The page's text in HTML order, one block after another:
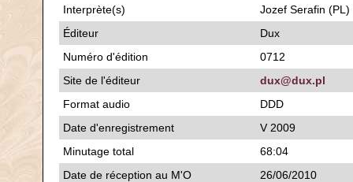
Interprète(s)
Jozef Serafin (PL)
Éditeur
Dux
Numéro d'édition
0712
Site de l'éditeur
dux@dux.pl
Format audio
DDD
Date d'enregistrement
V 2009
Minutage total
68:04
Date de réception au M'O
26/06/2010